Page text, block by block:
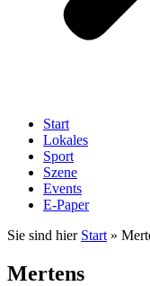
Start
Lokales
Sport
Szene
Events
E-Paper
Sie sind hier Start »
Mertens